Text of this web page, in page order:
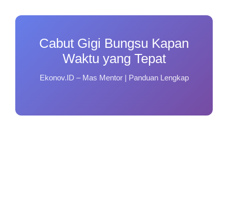
Cabut Gigi Bungsu Kapan
Waktu yang Tepat
Ekonov.ID – Mas Mentor | Panduan Lengkap